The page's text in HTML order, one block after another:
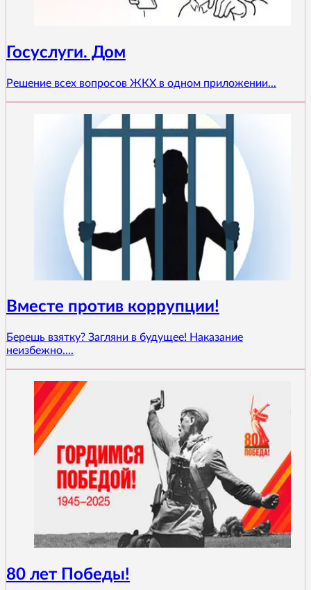
Госуслуги. Дом
Решение всех вопросов ЖКХ в одном приложении...
Вместе против коррупции!
Берешь взятку? Загляни в будущее! Наказание
неизбежно....
80 лет Победы!